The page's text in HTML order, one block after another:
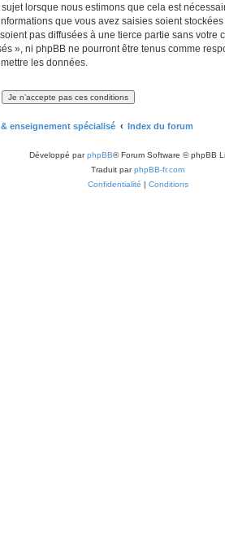
lorsque nous estimons que cela est
que vous avez saisies soient
pas diffusées à une tierce partie sans votre
», ni phpBB ne pourront être tenus comme
les données.
enseignement spécialisé Index du forum
Développé parphpBB® Forum Software © phpBB
Traduit parphpBB-fr.com
Confidentialité | Conditions